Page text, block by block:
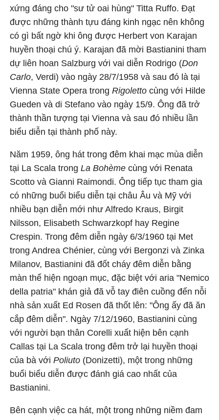
xứng đáng cho "sư tử oai hùng" Titta Ruffo. Đạt
được những thành tựu đáng kinh ngạc nên không
có gì bất ngờ khi ông được Herbert von Karajan
huyền thoại chú ý. Karajan đã mời Bastianini tham
dự liên hoan Salzburg với vai diễn Rodrigo (Don
Carlo, Verdi) vào ngày 28/7/1958 và sau đó là tại
Vienna State Opera trong Rigoletto cùng với Hilde
Gueden và di Stefano vào ngày 15/9. Ông đã trở
thành thần tượng tại Vienna và sau đó nhiều lần
biểu diễn tại thành phố này.
Năm 1959, ông hát trong đêm khai mạc mùa diễn
tại La Scala trong La Bohème cùng với Renata
Scotto và Gianni Raimondi. Ông tiếp tục tham gia
có những buổi biểu diễn tại châu Âu và Mỹ với
nhiều bạn diễn mới như Alfredo Kraus, Birgit
Nilsson, Elisabeth Schwarzkopf hay Regine
Crespin. Trong đêm diễn ngày 6/3/1960 tại Met
trong Andrea Chénier, cùng với Bergonzi và Zinka
Milanov, Bastianini đã đốt cháy đêm diễn bằng
màn thể hiện ngoạn mục, đặc biệt với aria "Nemico
della patria" khán giả đã vỗ tay điên cuồng đến nỗi
nhà sản xuất Ed Rosen đã thốt lên: "Ông ấy đã ăn
cắp đêm diễn". Ngày 7/12/1960, Bastianini cùng
với người bạn thân Corelli xuất hiện bên cạnh
Callas tại La Scala trong đêm trở lại huyền thoại
của bà với Poliuto (Donizetti), một trong những
buổi biểu diễn được đánh giá cao nhất của
Bastianini.
Bên cạnh việc ca hát, một trong những niềm đam